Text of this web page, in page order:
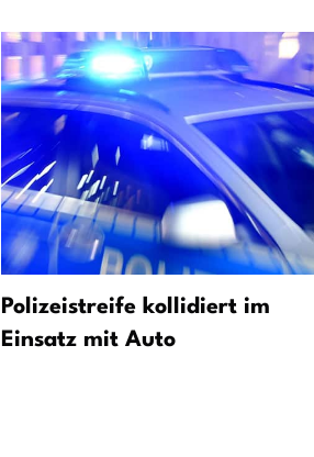
Polizeistreife kollidiert im
Einsatz mit Auto